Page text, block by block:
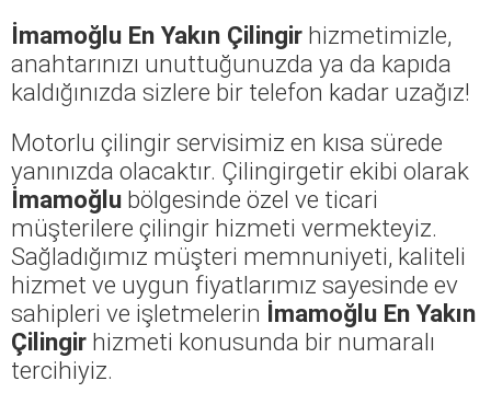
İmamoğlu En Yakın Çilingir hizmetimizle,
anahtarınızı unuttuğunuzda ya da kapıda
kaldığınızda sizlere bir telefon kadar uzağız!
Motorlu çilingir servisimiz en kısa sürede
yanınızda olacaktır. Çilingirgetir ekibi olarak
İmamoğlu bölgesinde özel ve ticari
müşterilere çilingir hizmeti vermekteyiz.
Sağladığımız müşteri memnuniyeti, kaliteli
hizmet ve uygun fiyatlarımız sayesinde ev
sahipleri ve işletmelerin İmamoğlu En Yakın
Çilingir hizmeti konusunda bir numaralı
tercihiyiz.